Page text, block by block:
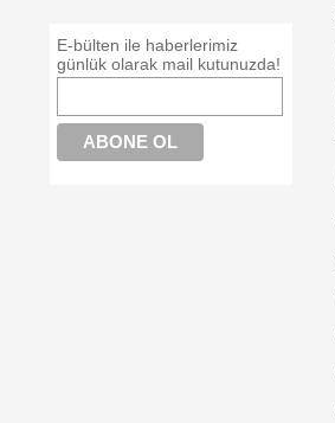
E-bülten ile haberlerimiz
günlük olarak mail kutunuzda!